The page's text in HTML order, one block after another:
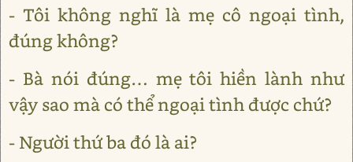
- Tôi không nghĩ là mẹ cô ngoại tình,
đúng không?
- Bà nói đúng… mẹ tôi hiền lành như
vậy sao mà có thể ngoại tình được chứ?
- Người thứ ba đó là ai?